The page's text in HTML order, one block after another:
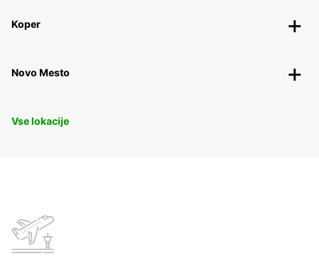
Koper
Novo Mesto
Vse lokacije